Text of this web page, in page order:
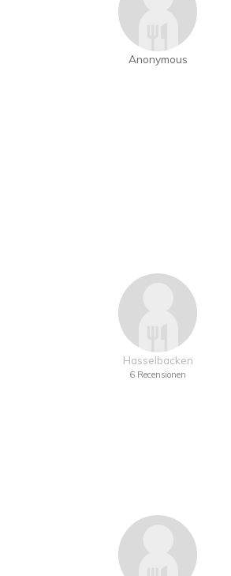
Anonymous
Hasselbacken
6 Recensionen